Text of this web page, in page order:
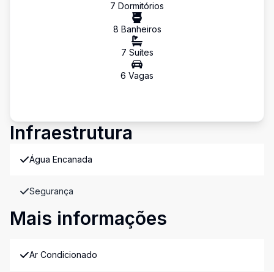
7 Dormitórios
8 Banheiros
7 Suítes
6 Vagas
Infraestrutura
Água Encanada
Segurança
Mais informações
Ar Condicionado